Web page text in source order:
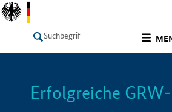
LISTE
Erfolgreiche